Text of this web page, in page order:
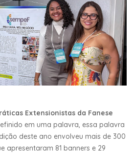
Extensionistas da Fanese
em uma palavra, essa palavra
deste ano envolveu mais de 300
apresentaram 81 banners e 29